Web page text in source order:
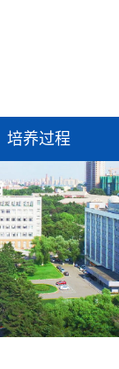
培养过程